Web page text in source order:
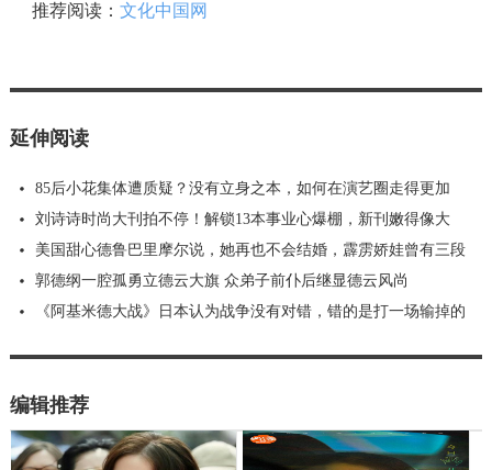
推荐阅读： 文化中国网
延伸阅读
85后小花集体遭质疑？没有立身之本，如何在演艺圈走得更加
刘诗诗时尚大刊拍不停！解锁13本事业心爆棚，新刊嫩得像大
美国甜心德鲁巴里摩尔说，她再也不会结婚，霹雳娇娃曾有三段
郭德纲一腔孤勇立德云大旗 众弟子前仆后继显德云风尚
《阿基米德大战》日本认为战争没有对错，错的是打一场输掉的
编辑推荐